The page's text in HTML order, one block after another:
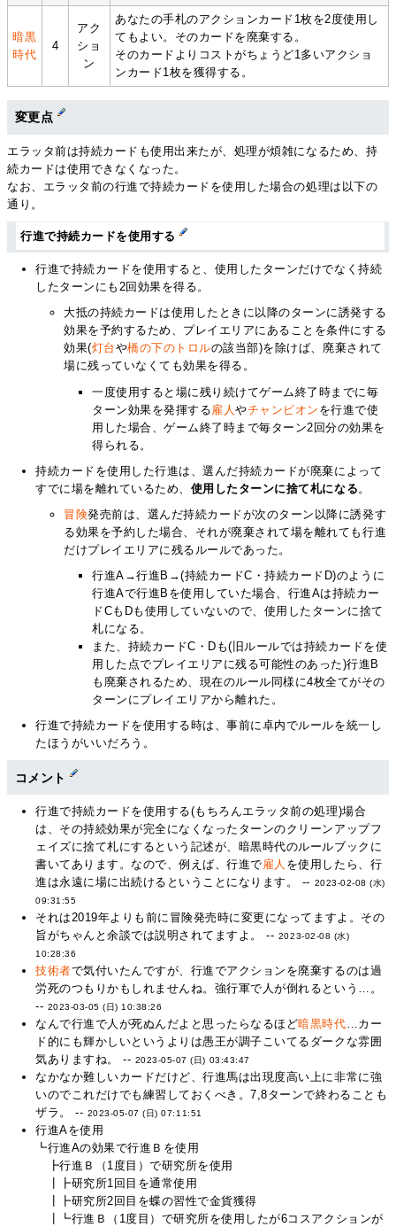
暗黒
時代
4
アク
ショ
ン
あなたの手札のアクションカード1枚を2度使用し
てもよい。そのカードを廃棄する。
そのカードよりコストがちょうど1多いアクショ
ンカード1枚を獲得する。
変更点
エラッタ前は持続カードも使用出来たが、処理が煩雑になるため、持
続カードは使用できなくなった。
なお、エラッタ前の行進で持続カードを使用した場合の処理は以下の
通り。
行進で持続カードを使用する
行進で持続カードを使用すると、使用したターンだけでなく持続
したターンにも2回効果を得る。
大抵の持続カードは使用したときに以降のターンに誘発する
効果を予約するため、プレイエリアにあることを条件にする
効果(灯台や橋の下のトロルの該当部)を除けば、廃棄されて
場に残っていなくても効果を得る。
一度使用すると場に残り続けてゲーム終了時までに毎
ターン効果を発揮する 雇人やチャンピオン を行進で使
用した場合、ゲーム終了時まで毎ターン2回分の効果を
得られる。
持続カードを使用した行進は、選んだ持続カードが廃棄によって
すでに場を離れているため、 使用したターンに捨て札になる 。
冒険発売前は、選んだ持続カードが次のターン以降に誘発す
る効果を予約した場合、それが廃棄されて場を離れても行進
だけプレイエリアに残るルールであった。
行進A→行進B→(持続カードC・持続カードD)のように
行進Aで行進Bを使用していた場合、行進Aは持続カー
ドCもDも使用していないので、使用したターンに捨て
札になる。
また、持続カードC・Dも(旧ルールでは持続カードを使
用した点でプレイエリアに残る可能性のあった)行進B
も廃棄されるため、現在のルール同様に4枚全てがその
ターンにプレイエリアから離れた。
行進で持続カードを使用する時は、事前に卓内でルールを統一し
たほうがいいだろう。
コメント
行進で持続カードを使用する(もちろんエラッタ前の処理)場合
は、その持続効果が完全になくなったターンのクリーンアップフ
ェイズに捨て札にするという記述が、暗黒時代のルールブックに
書いてあります。なので、例えば、行進で雇人 を使用したら、行
進は永遠に場に出続けるということになります。 -- 2023-02-08 (水)
09:31:55
それは2019年よりも前に冒険発売時に変更になってますよ。その
旨がちゃんと余談では説明されてますよ。 -- 2023-02-08 (水)
10:28:36
技術者で気付いたんですが、行進でアクションを廃棄するのは過
労死のつもりかもしれませんね。強行軍で人が倒れるという…。
-- 2023-03-05 (日) 10:38:26
なんで行進で人が死ぬんだよと思ったらなるほど暗黒時代…カー
ド的にも輝かしいというよりは愚王が調子こいてるダークな雰囲
気ありますね。 -- 2023-05-07 (日) 03:43:47
なかなか難しいカードだけど、行進馬は出現度高い上に非常に強
いのでこれだけでも練習しておくべき。7,8ターンで終わることも
ザラ。 -- 2023-05-07 (日) 07:11:51
行進Aを使用
┗行進Aの効果で行進Ｂを使用
┣行進Ｂ（1度目）で研究所を使用
┃┣研究所1回目を通常使用
┃┣研究所2回目を蝶の習性で金貨獲得
┃┗行進Ｂ（1度目）で研究所を使用したが6コスアクションが